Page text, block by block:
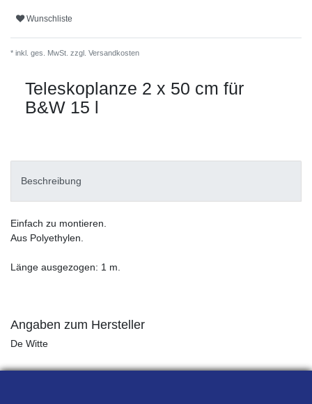
Wunschliste
* inkl. ges. MwSt. zzgl. Versandkosten
Teleskoplanze 2 x 50 cm für
B&W 15 l
Beschreibung
Einfach zu montieren.
Aus Polyethylen.
Länge ausgezogen: 1 m.
Angaben zum Hersteller
De Witte